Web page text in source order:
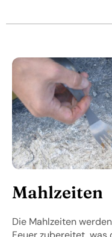
Mahlzeiten
Die Mahlzeiten